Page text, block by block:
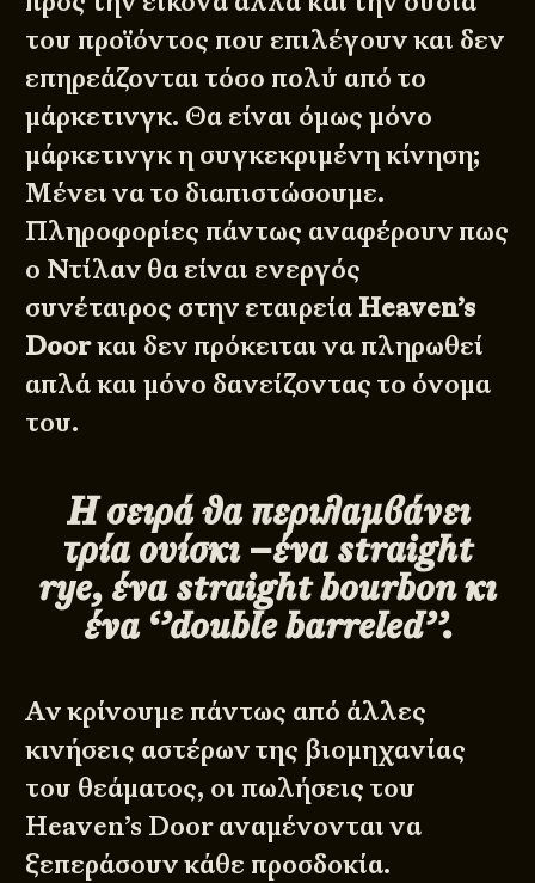
του προϊόντος που επιλέγουν και δεν
επηρεάζονται τόσο πολύ από το
μάρκετινγκ. Θα είναι όμως μόνο
μάρκετινγκ η συγκεκριμένη κίνηση;
Μένει να το διαπιστώσουμε.
Πληροφορίες πάντως αναφέρουν πως
ο Ντίλαν θα είναι ενεργός
συνέταιρος στην εταιρεία Heaven’s
Doorκαι δεν πρόκειται να πληρωθεί
απλά και μόνο δανείζοντας το όνομα
του.
Η σειρά θα περιλαμβάνει
τρία ουίσκι –ένα straight
rye, ένα straight bourbon κι
ένα ‘’double barreled’’.
Αν κρίνουμε πάντως από άλλες
κινήσεις αστέρων της βιομηχανίας
του θεάματος, οι πωλήσεις του
Heaven’s Door αναμένονται να
ξεπεράσουν κάθε προσδοκία.